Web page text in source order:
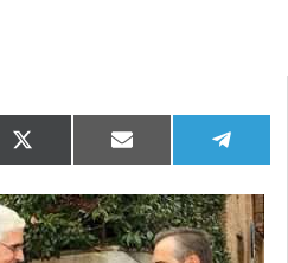
Compartir
en
X
(Twitter)
Compartir
en
Email
en